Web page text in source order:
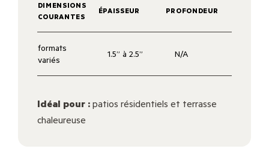
DIMENSIONS
COURANTES
ÉPAISSEUR PROFONDEUR
formats
variés
1.5” à 2.5” N/A
Idéal pour :patios résidentiels et terrasse
chaleureuse